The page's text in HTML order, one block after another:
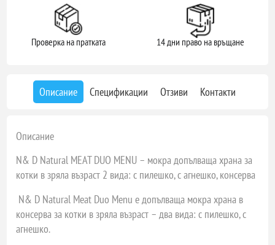
Проверка на пратката 14 дни право на връщане
Описание Спецификации Отзиви Контакти
Описание
N& D Natural MEAT DUO MENU – мокра допълваща храна за
котки в зряла възраст 2 вида: с пилешко, с агнешко, консерва
N& D Natural Meat Duo Menu е допълваща мокра храна в
консерва за котки в зряла възраст – два вида: с пилешко, с
агнешко.